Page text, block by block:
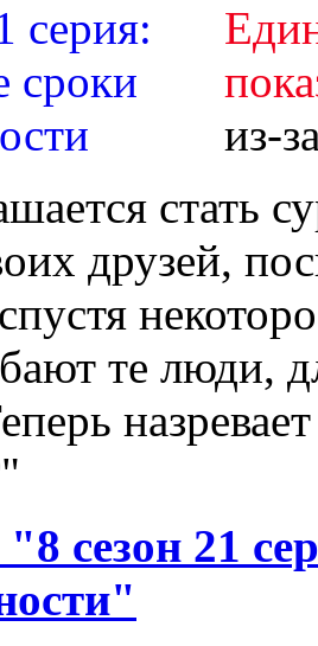
из-
стать
друзей,
те люди,
сезон 21